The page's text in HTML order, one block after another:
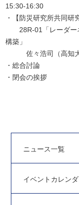
15:30-16:30
・【防災研究所共同研
28R-01「レーダー
構築」
佐々浩司（高知大
・総合討論
・閉会の挨拶
ニュース一覧
イベントカレン